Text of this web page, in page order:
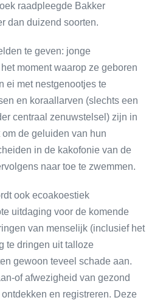
raadpleegde Bakker
dan duizend soorten.
te geven: jonge
moment waarop ze geboren
ei met nestgenootjes te
en koraallarven (slechts een
centraal zenuwstelsel) zijn in
de geluiden van hun
in de kakofonie van de
naar toe te zwemmen.
ook ecoakoestiek
uitdaging voor de komende
van menselijk (inclusief het
te dringen uit talloze
gewoon teveel schade aan.
of afwezigheid van gezond
en registreren. Deze